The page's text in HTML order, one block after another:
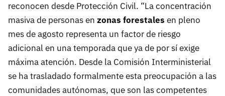
reconocen desde Protección Civil. “La concentración
masiva de personas en zonas forestales en pleno
mes de agosto representa un factor de riesgo
adicional en una temporada que ya de por sí exige
máxima atención. Desde la Comisión Interministerial
se ha trasladado formalmente esta preocupación a las
comunidades autónomas, que son las competentes